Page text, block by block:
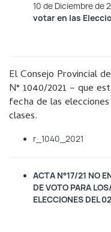
10 de Diciembre de
votar en las
El Consejo Provincial
N° 1040/2021 – que
fecha de las
clases.
r_1040_2021
ACTA N°17/21 NO
DE VOTO PARA
ELECCIONES DEL